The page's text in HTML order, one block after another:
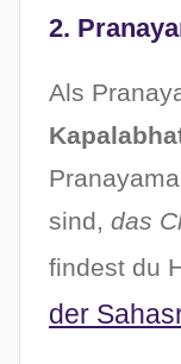
2.
Als
sind, das
findest du
der